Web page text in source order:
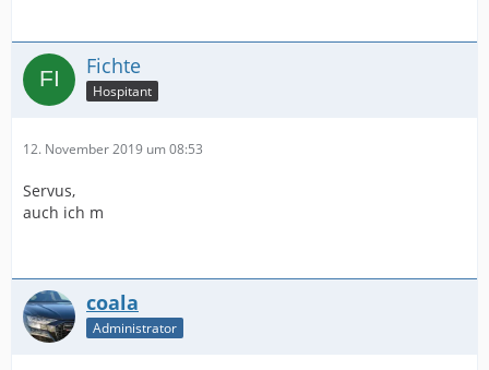
Fichte
Hospitant
12. November 2019 um 08:53
Servus,
auch ich m
coala
Administrator